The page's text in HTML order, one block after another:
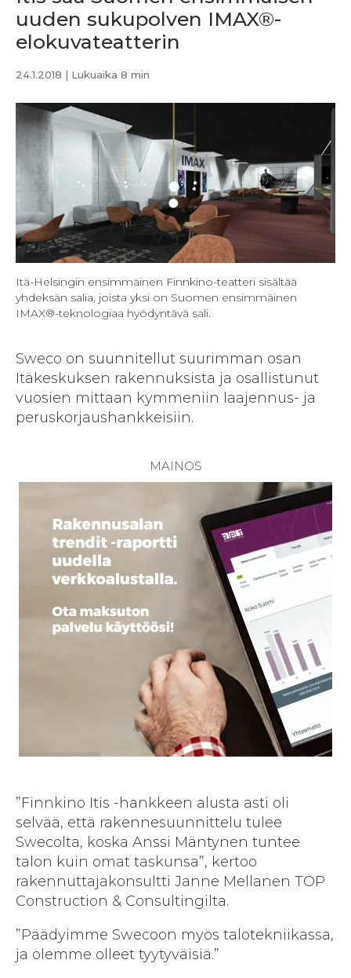
uuden sukupolven IMAX®-
elokuvateatterin
24.1.2018 | Lukuaika 8 min
Itä-Helsingin ensimmäinen Finnkino-teatteri sisältää
yhdeksän salia, joista yksi on Suomen ensimmäinen
IMAX®-teknologiaa hyödyntävä sali.
Sweco on suunnitellut suurimman osan
Itäkeskuksen rakennuksista ja osallistunut
vuosien mittaan kymmeniin laajennus- ja
peruskorjaushankkeisiin.
”Finnkino Itis -hankkeen alusta asti oli
selvää, että rakennesuunnittelu tulee
Swecolta, koska Anssi Mäntynen tuntee
talon kuin omat taskunsa”, kertoo
rakennuttajakonsultti Janne Mellanen TOP
Construction & Consultingilta.
”Päädyimme Swecoon myös talotekniikassa,
ja olemme olleet tyytyväisiä.”